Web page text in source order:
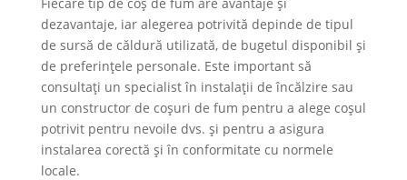
dezavantaje, iar alegerea potrivită depinde de tipul
de sursă de căldură utilizată, de bugetul disponibil și
de preferințele personale. Este important să
consultați un specialist în instalații de încălzire sau
un constructor de coșuri de fum pentru a alege coșul
potrivit pentru nevoile dvs. și pentru a asigura
instalarea corectă și în conformitate cu normele
locale.